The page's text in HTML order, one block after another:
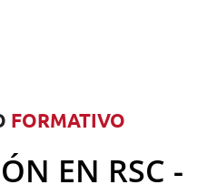
FORMATIVO
EN RSC -